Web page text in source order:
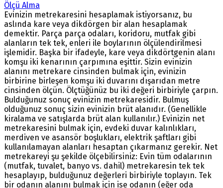
Ölçü Alma
Evinizin metrekaresini hesaplamak istiyorsanız, bu
aslında kare veya dikdörgen bir alan hesaplamak
demektir. Parça parça odaları, koridoru, mutfak gibi
alanların tek tek, enleri ile boylarının ölçülendirilmesi
işlemidir. Başka bir ifadeyle, kare veya dikdörtgenin alanı
komşu iki kenarının çarpımına eşittir. Sizin evinizin
alanını metrekare cinsinden bulmak için, evinizin
birbirine birleşen komşu iki duvarını dışarıdan metre
cinsinden ölçün. Ölçtüğünüz bu iki değeri birbiriyle çarpın.
Bulduğunuz sonuç evinizin metrekaresidir. Bulmuş
olduğunuz sonuç sizin evinizin brüt alanıdır. (Genellikle
kiralama ve satışlarda brüt alan kullanılır.) Evinizin net
metrekaresini bulmak için, evdeki duvar kalınlıkları,
merdiven ve asansör boşlukları, elektrik şaftları gibi
kullanılamayan alanları hesaptan çıkarmanız gerekir. Net
metrekareyi şu şekilde ölçebilirsiniz: Evin tüm odalarının
(mutfak, tuvalet, banyo vs. dahil) metrekaresin tek tek
hesaplayıp, bulduğunuz değerleri birbiriyle toplayın. Tek
bir odanın alanını bulmak için ise odanın (eğer oda